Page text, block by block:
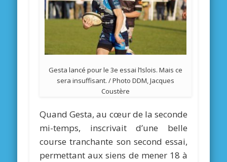
Gesta lancé pour le 3e essai l’Islois. Mais ce
sera insuffisant. / Photo DDM, Jacques
Coustère
Quand Gesta, au cœur de la seconde
mi-temps, inscrivait d’une belle
course tranchante son second essai,
permettant aux siens de mener 18 à